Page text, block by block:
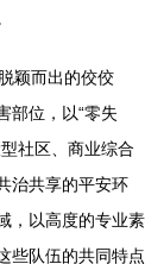
颖而出的佼佼
部位，以“零失
社区、商业综合
治共享的平安环
，以高度的专业素
些队伍的共同特点